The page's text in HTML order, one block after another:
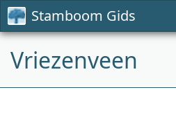
Stamboom Gids
Vriezenveen